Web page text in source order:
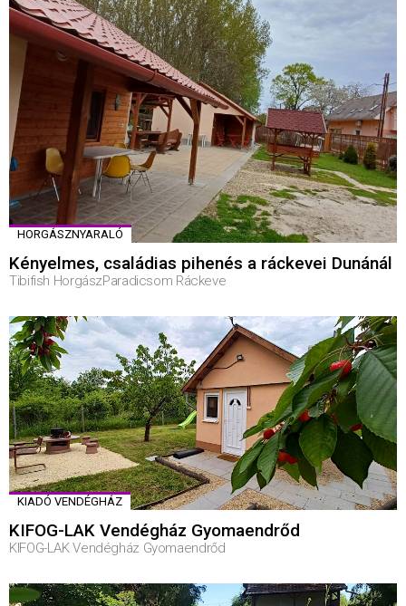
HORGÁSZNYARALÓ
Kényelmes, családias pihenés a ráckevei Dunánál
Tibifish HorgászParadicsom Ráckeve
KIADÓ VENDÉGHÁZ
KIFOG-LAK Vendégház Gyomaendrőd
KIFOG-LAK Vendégház Gyomaendrőd